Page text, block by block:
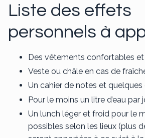
Liste des effets
personnels à
Des vêtements confortables et
Veste ou châle en cas de
Un cahier de notes et quelques
Pour le moins un litre d’eau par
Un lunch léger et froid pour le
possibles selon les lieux (plus